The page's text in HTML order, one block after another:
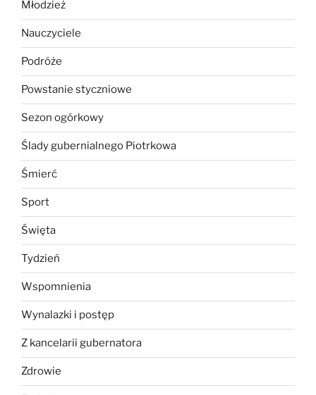
Młodzież
Nauczyciele
Podróże
Powstanie styczniowe
Sezon ogórkowy
Ślady gubernialnego Piotrkowa
Śmierć
Sport
Święta
Tydzień
Wspomnienia
Wynalazki i postęp
Z kancelarii gubernatora
Zdrowie